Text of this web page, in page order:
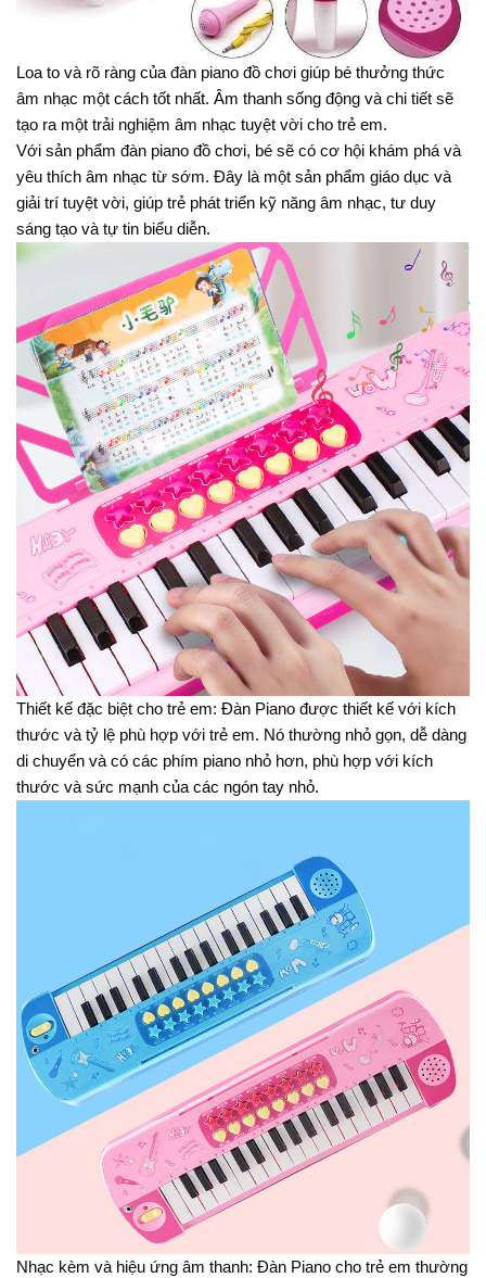
Loa to và rõ ràng của đàn piano đồ chơi giúp bé thưởng thức
âm nhạc một cách tốt nhất. Âm thanh sống động và chi tiết sẽ
tạo ra một trải nghiệm âm nhạc tuyệt vời cho trẻ em.
Với sản phẩm đàn piano đồ chơi, bé sẽ có cơ hội khám phá và
yêu thích âm nhạc từ sớm. Đây là một sản phẩm giáo dục và
giải trí tuyệt vời, giúp trẻ phát triển kỹ năng âm nhạc, tư duy
sáng tạo và tự tin biểu diễn.
Thiết kế đặc biệt cho trẻ em: Đàn Piano được thiết kế với kích
thước và tỷ lệ phù hợp với trẻ em. Nó thường nhỏ gọn, dễ dàng
di chuyển và có các phím piano nhỏ hơn, phù hợp với kích
thước và sức mạnh của các ngón tay nhỏ.
Nhạc kèm và hiệu ứng âm thanh: Đàn Piano cho trẻ em thường